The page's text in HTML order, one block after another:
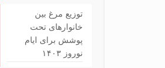
توزیع مرغ بین
خانوارهای تحت
پوشش برای ایام
نوروز ۱۴۰۳